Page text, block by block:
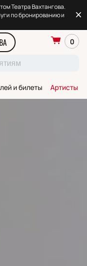
Театра Вахтангова.
по бронированию и
0
и билеты Артисты